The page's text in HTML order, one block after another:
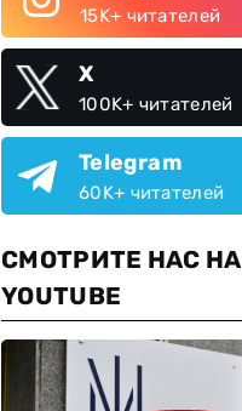
15K+ читателей
X
100K+ читателей
Telegram
60K+ читателей
СМОТРИТЕ НАС НА
YOUTUBE